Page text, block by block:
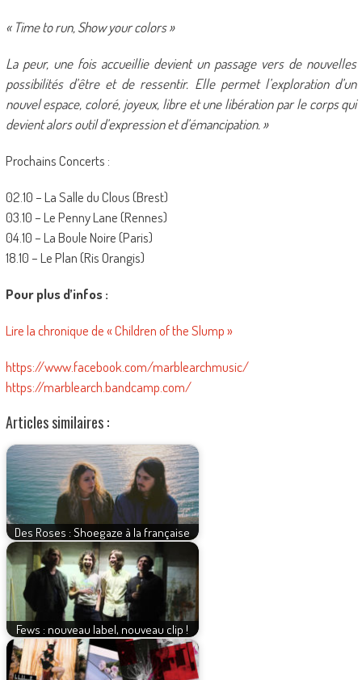
« Time to run, Show your colors »
La peur, une fois accueillie devient un passage vers de nouvelles
possibilités d’être et de ressentir. Elle permet l’exploration d’un
nouvel espace, coloré, joyeux, libre et une libération par le corps qui
devient alors outil d’expression et d’émancipation. »
Prochains Concerts :
02.10 – La Salle du Clous (Brest)
03.10 – Le Penny Lane (Rennes)
04.10 – La Boule Noire (Paris)
18.10 – Le Plan (Ris Orangis)
Pour plus d’infos :
Lire la chronique de « Children of the Slump »
https://www.facebook.com/marblearchmusic/
https://marblearch.bandcamp.com/
Articles similaires :
Des Roses : Shoegaze à la française
Fews : nouveau label, nouveau clip !